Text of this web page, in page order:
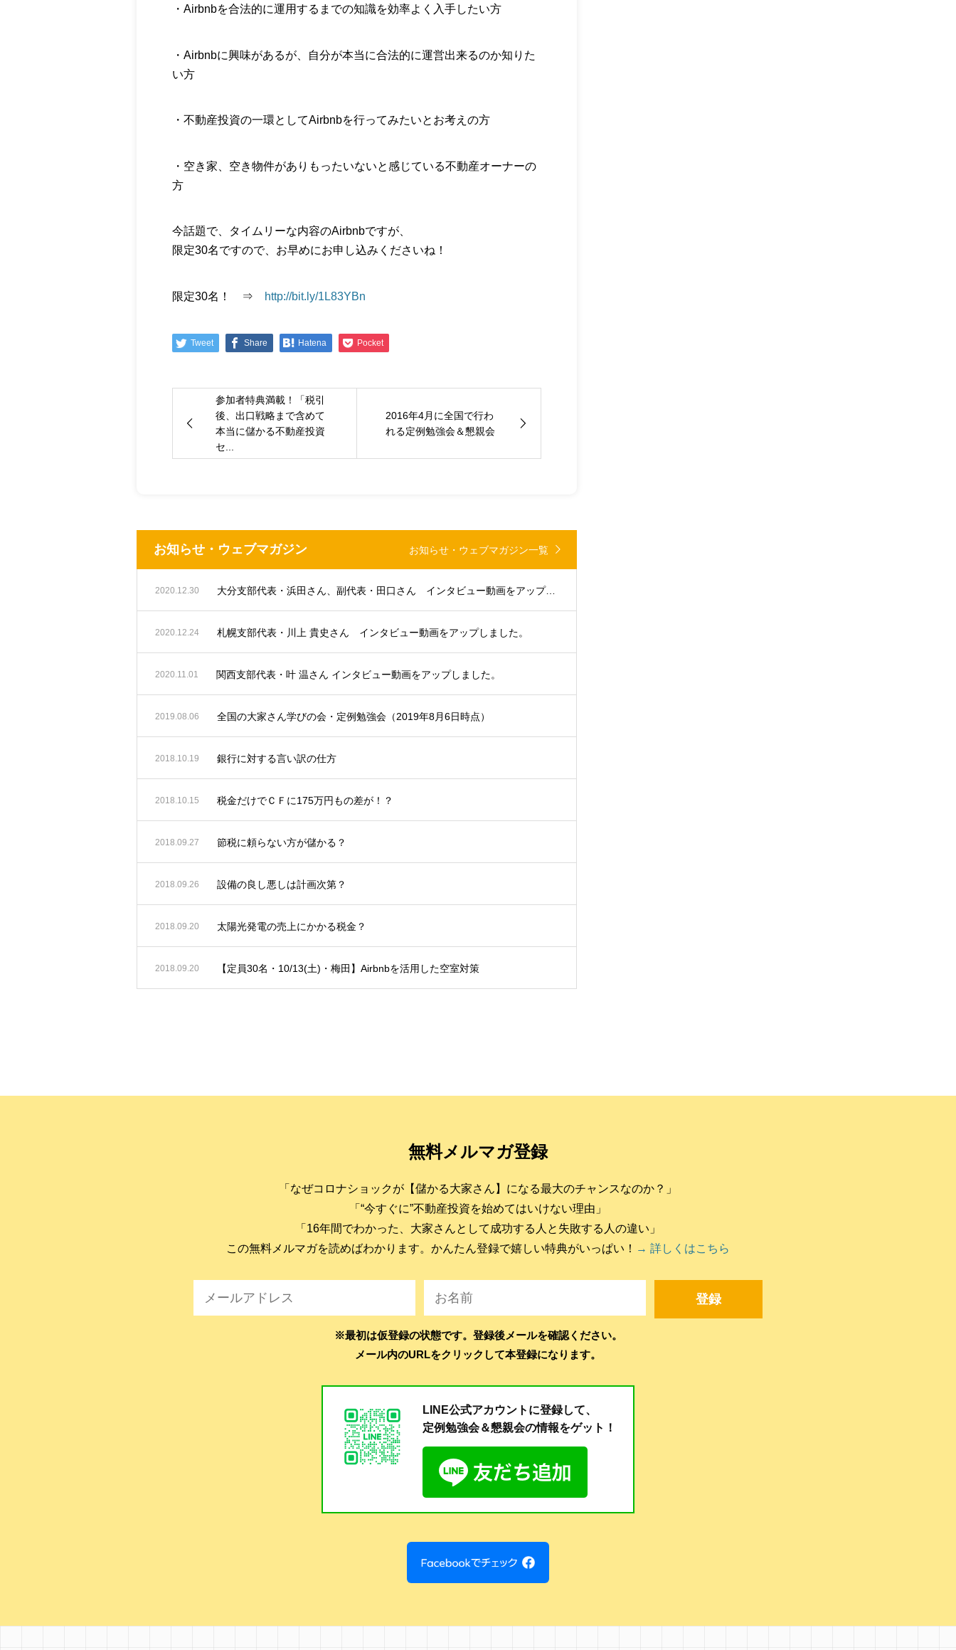
・Airbnbを合法的に運用するまでの知識を効率よく入手したい方
・Airbnbに興味があるが、自分が本当に合法的に運営出来るのか知りた
い方
・不動産投資の一環としてAirbnbを行ってみたいとお考えの方
・空き家、空き物件がありもったいないと感じている不動産オーナーの
方
今話題で、タイムリーな内容のAirbnbですが、
限定30名ですので、お早めにお申し込みくださいね！
限定30名！ ⇒ http://bit.ly/1L83YBn
Tweet Share Hatena Pocket
参加者特典満載！「税引
後、出口戦略まで含めて
本当に儲かる不動産投資
セ...
2016年4月に全国で行わ
れる定例勉強会＆懇親会
お知らせ・ウェブマガジン お知らせ・ウェブマガジン一覧
2020.12.30 大分支部代表・浜田さん、副代表・田口さん インタビュー動画をアップしました。
2020.12.24 札幌支部代表・川上 貴史さん インタビュー動画をアップしました。
2020.11.01 関西支部代表・叶 温さん インタビュー動画をアップしました。
2019.08.06 全国の大家さん学びの会・定例勉強会（2019年8月6日時点）
2018.10.19 銀行に対する言い訳の仕方
2018.10.15 税金だけでＣＦに175万円もの差が！？
2018.09.27 節税に頼らない方が儲かる？
2018.09.26 設備の良し悪しは計画次第？
2018.09.20 太陽光発電の売上にかかる税金？
2018.09.20 【定員30名・10/13(土)・梅田】Airbnbを活用した空室対策
無料メルマガ登録
「なぜコロナショックが【儲かる大家さん】になる最大のチャンスなのか？」
「“今すぐに”不動産投資を始めてはいけない理由」
「16年間でわかった、大家さんとして成功する人と失敗する人の違い」
この無料メルマガを読めばわかります。かんたん登録で嬉しい特典がいっぱい！ → 詳しくはこちら
※最初は仮登録の状態です。登録後メールを確認ください。
メール内のURLをクリックして本登録になります。
LINE公式アカウントに登録して、
定例勉強会＆懇親会の情報をゲット！